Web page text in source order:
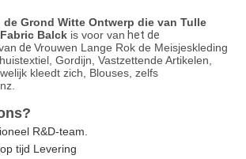
de Grond Witte Ontwerp die van Tulle
Balckis voor van het de
de Vrouwen Lange Rok de Meisjeskleding
Gordijn, Vastzettende Artikelen,
kleedt zich, Blouses, zelfs
R&D-team.
tijd Levering